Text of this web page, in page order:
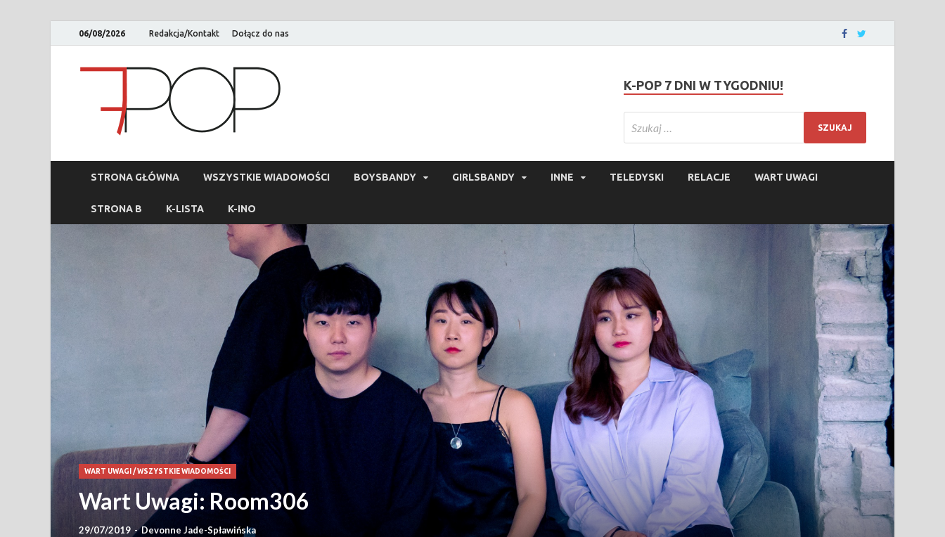
06/08/2026 Redakcja/Kontakt Dołącz do nas
K-POP 7 DNI W TYGODNIU!
STRONA GŁÓWNA WSZYSTKIE WIADOMOŚCI BOYSBANDY GIRLSBANDY INNE TELEDYSKI RELACJE WART UWAGI
STRONA B K-LISTA K-INO
WART UWAGI /WSZYSTKIE WIADOMOŚCI
Wart Uwagi: Room306
29/07/2019 -Devonne Jade-Spławińska